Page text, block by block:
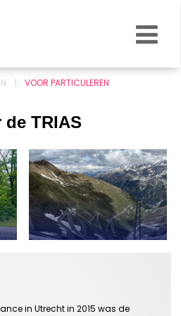
VOOR PARTICULEREN
de TRIAS
in Utrecht in 2015 was de
KLACHTEN & BLESSURES